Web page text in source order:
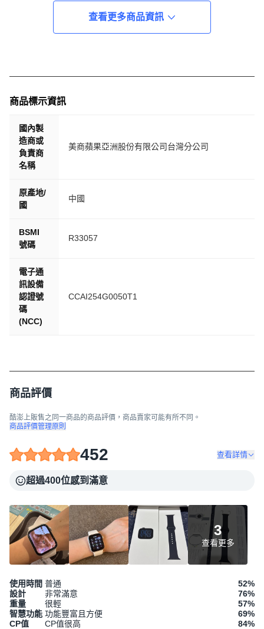
查看更多商品資訊
商品標示資訊
國內製
造商或
負責商
名稱
美商蘋果亞洲股份有限公司台灣分公司
原產地/
國
中國
BSMI
號碼
R33057
電子通
訊設備
認證號
碼
(NCC)
CCAI254G0050T1
商品評價
酷澎上販售之同一商品的商品評價，商品賣家可能有所不同。
商品評價管理原則
452 查看詳情
超過400位感到滿意
3
查看更多
使用時間 普通 52%
設計
非常滿意 76%
重量
很輕 57%
智慧功能 功能豐富且方便 69%
CP值
CP值很高 84%